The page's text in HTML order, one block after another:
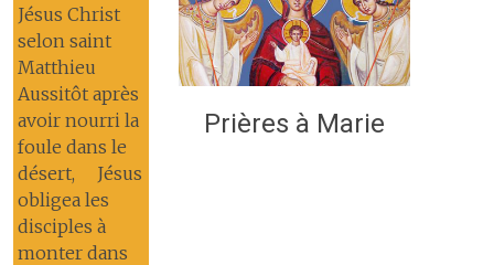
Jésus Christ
selon saint
Matthieu
Aussitôt après
avoir nourri la
foule dans le
désert, Jésus
obligea les
disciples à
monter dans
Prières à Marie